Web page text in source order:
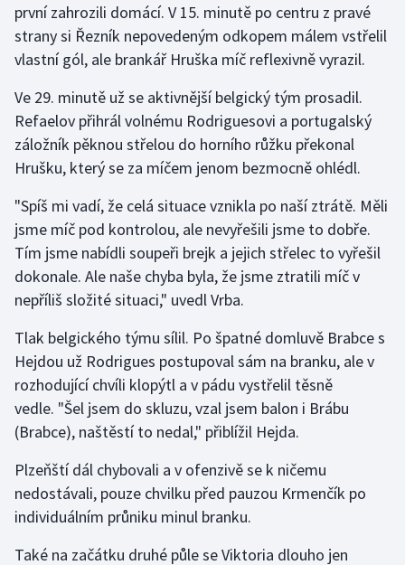
první zahrozili domácí. V 15. minutě po centru z pravé
strany si Řezník nepovedeným odkopem málem vstřelil
vlastní gól, ale brankář Hruška míč reflexivně vyrazil.
Ve 29. minutě už se aktivnější belgický tým prosadil.
Refaelov přihrál volnému Rodriguesovi a portugalský
záložník pěknou střelou do horního růžku překonal
Hrušku, který se za míčem jenom bezmocně ohlédl.
"Spíš mi vadí, že celá situace vznikla po naší ztrátě. Měli
jsme míč pod kontrolou, ale nevyřešili jsme to dobře.
Tím jsme nabídli soupeři brejk a jejich střelec to vyřešil
dokonale. Ale naše chyba byla, že jsme ztratili míč v
nepříliš složité situaci," uvedl Vrba.
Tlak belgického týmu sílil. Po špatné domluvě Brabce s
Hejdou už Rodrigues postupoval sám na branku, ale v
rozhodující chvíli klopýtl a v pádu vystřelil těsně
vedle. "Šel jsem do skluzu, vzal jsem balon i Brábu
(Brabce), naštěstí to nedal," přiblížil Hejda.
Plzeňští dál chybovali a v ofenzivě se k ničemu
nedostávali, pouze chvilku před pauzou Krmenčík po
individuálním průniku minul branku.
Také na začátku druhé půle se Viktoria dlouho jen